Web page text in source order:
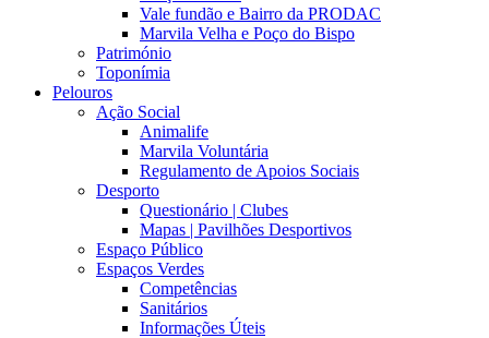
Vale fundão e Bairro da PRODAC
Marvila Velha e Poço do Bispo
Património
Toponímia
Pelouros
Ação Social
Animalife
Marvila Voluntária
Regulamento de Apoios Sociais
Desporto
Questionário | Clubes
Mapas | Pavilhões Desportivos
Espaço Público
Espaços Verdes
Competências
Sanitários
Informações Úteis